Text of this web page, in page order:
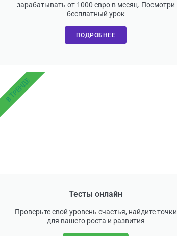
зарабатывать от 1000 евро в месяц. Посмотри
бесплатный урок
ПОДРОБНЕЕ
Тесты онлайн
Проверьте свой уровень счастья, найдите точки
для вашего роста и развития
В ТРЕНДЕ